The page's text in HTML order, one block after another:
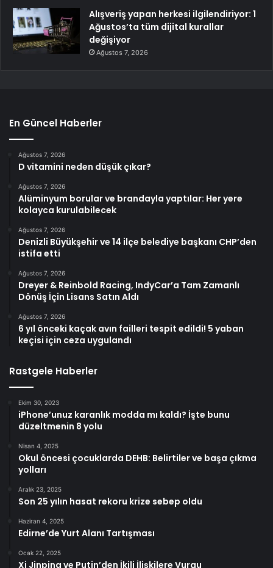
Alışveriş yapan herkesi ilgilendiriyor: 1
Ağustos’ta tüm dijital kurallar
değişiyor
Ağustos 7, 2026
En Güncel Haberler
Ağustos 7, 2026
D vitamini neden düşük çıkar?
Ağustos 7, 2026
Alüminyum borular ve brandayla yaptılar: Her yere
kolayca kurulabilecek
Ağustos 7, 2026
Denizli Büyükşehir ve 14 ilçe belediye başkanı CHP’den
istifa etti
Ağustos 7, 2026
Dreyer & Reinbold Racing, IndyCar’a Tam Zamanlı
Dönüş İçin Lisans Satın Aldı
Ağustos 7, 2026
6 yıl önceki kaçak avın failleri tespit edildi! 5 yaban
keçisi için ceza uygulandı
Rastgele Haberler
Ekim 30, 2023
iPhone’unuz karanlık modda mı kaldı? İşte bunu
düzeltmenin 8 yolu
Nisan 4, 2025
Okul öncesi çocuklarda DEHB: Belirtiler ve başa çıkma
yolları
Aralık 23, 2025
Son 25 yılın hasat rekoru krize sebep oldu
Haziran 4, 2025
Edirne’de Yurt Alanı Tartışması
Ocak 22, 2025
Xi Jinping ve Putin’den İkili İlişkilere Vurgu